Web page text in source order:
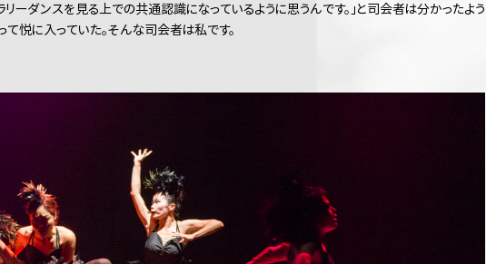
リーダンスを見る上での共通認識になっているように思うんです。」と司会者は分かったよう
て悦に入っていた。そんな司会者は私です。